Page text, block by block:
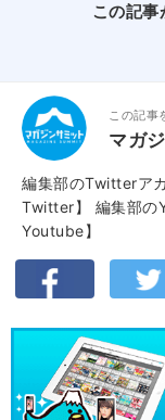
この記事
この記事
マガ
編集部のTwitterア
Twitter】
編集部の
Youtube】